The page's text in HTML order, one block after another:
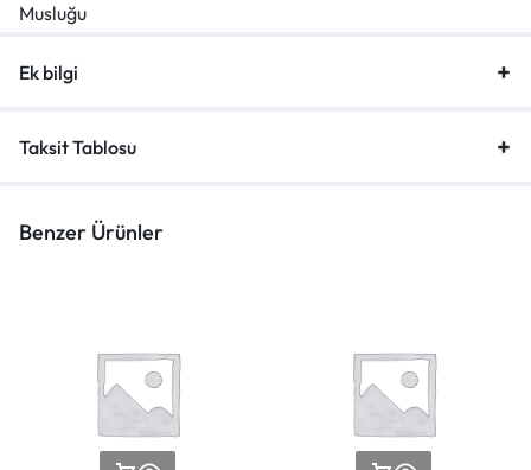
Musluğu
Ek bilgi
Taksit Tablosu
Benzer Ürünler